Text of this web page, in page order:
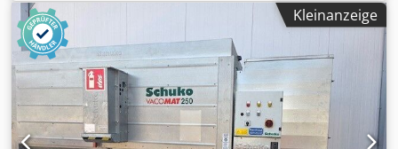
Technische Daten: • 18 Filterhülsen • 2 Sammelsäcke •
Motor: 7,5 PS • Schaltschrank • Gesamtmaße: 2800 x 1200 x
3200 mm (Höhe)
Kleinanzeige